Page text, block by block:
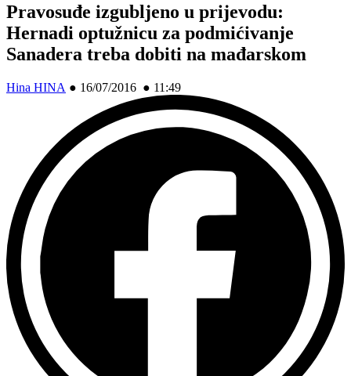
Pravosuđe izgubljeno u prijevodu:
Hernadi optužnicu za podmićivanje
Sanadera treba dobiti na mađarskom
Hina HINA ● 16/07/2016 ● 11:49